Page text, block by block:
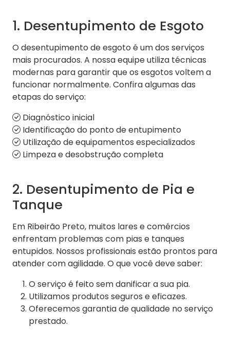
1. Desentupimento de Esgoto
O desentupimento de esgoto é um dos serviços
mais procurados. A nossa equipe utiliza técnicas
modernas para garantir que os esgotos voltem a
funcionar normalmente. Confira algumas das
etapas do serviço:
Diagnóstico inicial
Identificação do ponto de entupimento
Utilização de equipamentos especializados
Limpeza e desobstrução completa
2. Desentupimento de Pia e
Tanque
Em Ribeirão Preto, muitos lares e comércios
enfrentam problemas com pias e tanques
entupidos. Nossos profissionais estão prontos para
atender com agilidade. O que você deve saber:
O serviço é feito sem danificar a sua pia.
Utilizamos produtos seguros e eficazes.
Oferecemos garantia de qualidade no serviço
prestado.